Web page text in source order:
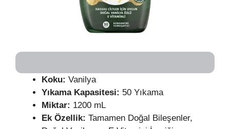
Koku: Vanilya
Yıkama Kapasitesi: 50 Yıkama
Miktar: 1200 mL
Ek Özellik: Tamamen Doğal Bileşenler,